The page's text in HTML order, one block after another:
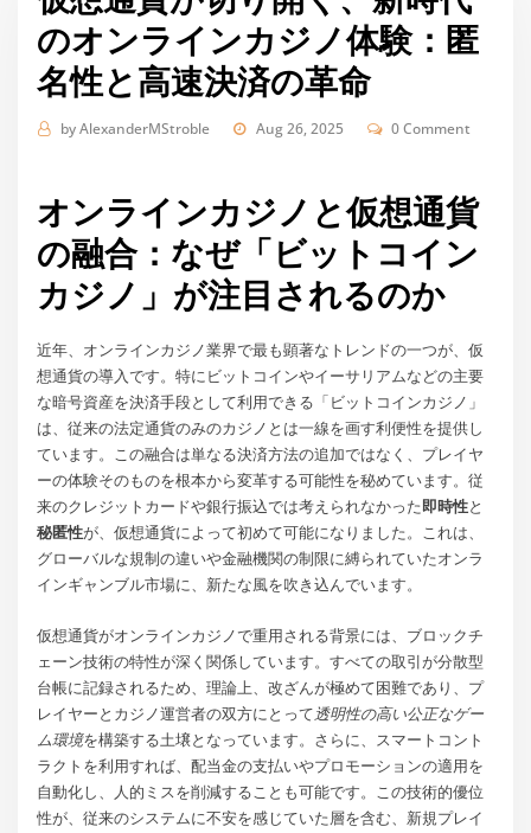
のオンラインカジノ体験：匿
名性と高速決済の革命
byAlexanderMStroble Aug 26, 2025 0 Comment
オンラインカジノと仮想通貨
の融合：なぜ「ビットコイン
カジノ」が注目されるのか
近年、オンラインカジノ業界で最も顕著なトレンドの一つが、仮
想通貨の導入です。特にビットコインやイーサリアムなどの主要
な暗号資産を決済手段として利用できる「ビットコインカジノ」
は、従来の法定通貨のみのカジノとは一線を画す利便性を提供し
ています。この融合は単なる決済方法の追加ではなく、プレイヤ
ーの体験そのものを根本から変革する可能性を秘めています。従
来のクレジットカードや銀行振込では考えられなかった即時性と
秘匿性が、仮想通貨によって初めて可能になりました。これは、
グローバルな規制の違いや金融機関の制限に縛られていたオンラ
インギャンブル市場に、新たな風を吹き込んでいます。
仮想通貨がオンラインカジノで重用される背景には、ブロックチ
ェーン技術の特性が深く関係しています。すべての取引が分散型
台帳に記録されるため、理論上、改ざんが極めて困難であり、プ
レイヤーとカジノ運営者の双方にとって透明性の高い公正なゲー
ム環境を構築する土壌となっています。さらに、スマートコント
ラクトを利用すれば、配当金の支払いやプロモーションの適用を
自動化し、人的ミスを削減することも可能です。この技術的優位
性が、従来のシステムに不安を感じていた層を含む、新規プレイ